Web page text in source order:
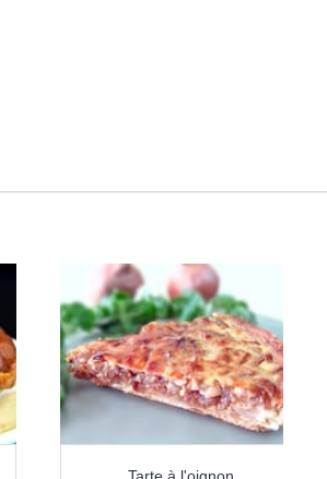
Tarte à l'oignon